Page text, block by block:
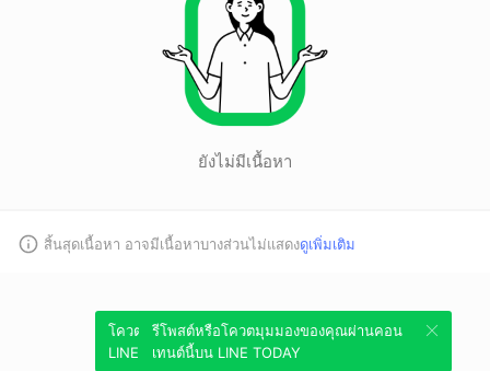
ยังไม่มีเนื้อหา
สิ้นสุดเนื้อหา อาจมีเนื้อหาบางส่วนไม่แสดงดูเพิ่มเติม
โควตมุมมองของคุณผ่านคอนเทนต์นี้บน
LINE TODAY
รีโพสต์หรือโควตมุมมองของคุณผ่านคอน
เทนต์นี้บน LINE TODAY